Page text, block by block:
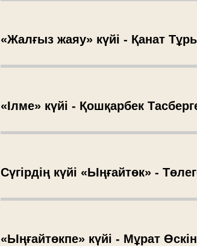
«Жалғыз жаяу» күйі - Қанат
«Ілме» күйі - Қошқарбек
Сүгірдің күйі «Ыңғайтөк» -
«Ыңғайтөкпе» күйі - Мұрат